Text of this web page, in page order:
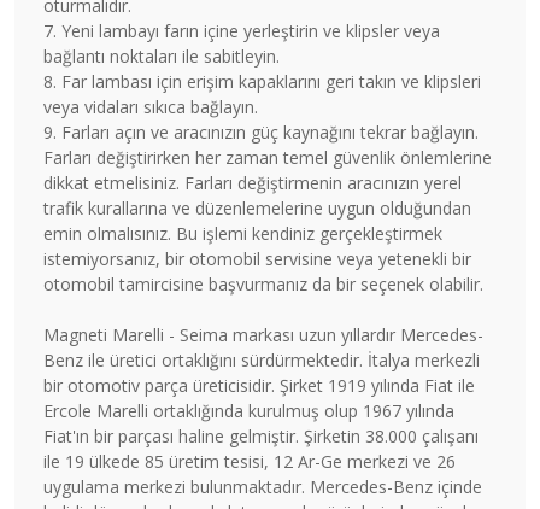
oturmalıdır.
7. Yeni lambayı farın içine yerleştirin ve klipsler veya
bağlantı noktaları ile sabitleyin.
8. Far lambası için erişim kapaklarını geri takın ve klipsleri
veya vidaları sıkıca bağlayın.
9. Farları açın ve aracınızın güç kaynağını tekrar bağlayın.
Farları değiştirirken her zaman temel güvenlik önlemlerine
dikkat etmelisiniz. Farları değiştirmenin aracınızın yerel
trafik kurallarına ve düzenlemelerine uygun olduğundan
emin olmalısınız. Bu işlemi kendiniz gerçekleştirmek
istemiyorsanız, bir otomobil servisine veya yetenekli bir
otomobil tamircisine başvurmanız da bir seçenek olabilir.
Magneti Marelli - Seima markası uzun yıllardır Mercedes-
Benz ile üretici ortaklığını sürdürmektedir. İtalya merkezli
bir otomotiv parça üreticisidir. Şirket 1919 yılında Fiat ile
Ercole Marelli ortaklığında kurulmuş olup 1967 yılında
Fiat'ın bir parçası haline gelmiştir. Şirketin 38.000 çalışanı
ile 19 ülkede 85 üretim tesisi, 12 Ar-Ge merkezi ve 26
uygulama merkezi bulunmaktadır. Mercedes-Benz içinde